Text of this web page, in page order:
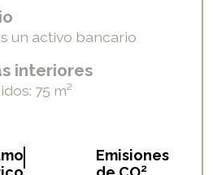
un activo bancario
interiores
75 m2
Emisiones
2